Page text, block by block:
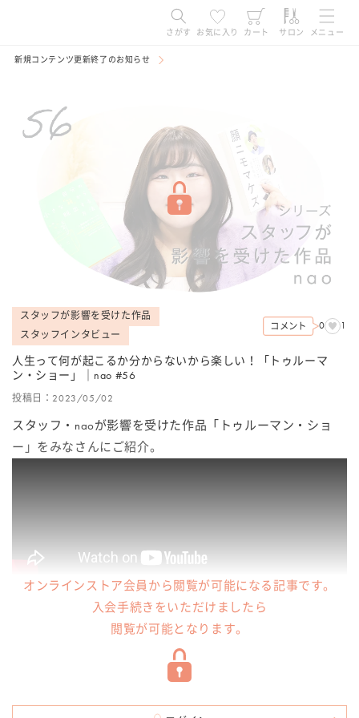
さがす お気に入り カート サロン メニュー
新規コンテンツ更新終了のお知らせ
スタッフが影響を受けた作品
スタッフインタビュー
コメント 0 1
人生って何が起こるか分からないから楽しい！「トゥルーマ
ン・ショー」｜nao #56
投稿日：2023/05/02
スタッフ・naoが影響を受けた作品「トゥルーマン・ショ
ー」をみなさんにご紹介。
オンラインストア会員から閲覧が可能になる記事です。
入会手続きをいただけましたら
閲覧が可能となります。